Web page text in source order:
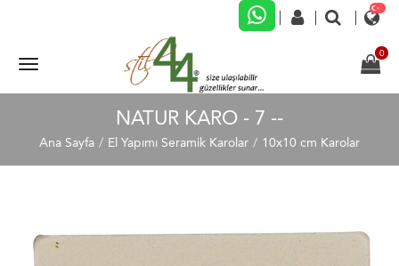
NATUR KARO - 7 --
Ana Sayfa El Yapımı Seramik Karolar 10x10 cm Karolar